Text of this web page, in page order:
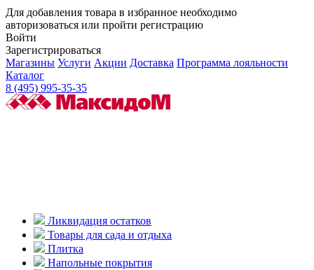
Для добавления товара в избранное необходимо
авторизоваться или пройти регистрацию
Войти
Зарегистрироваться
Магазины Услуги Акции Доставка Программа лояльности
Каталог
8 (495) 995-35-35
Ликвидация остатков
Товары для сада и отдыха
Плитка
Напольные покрытия